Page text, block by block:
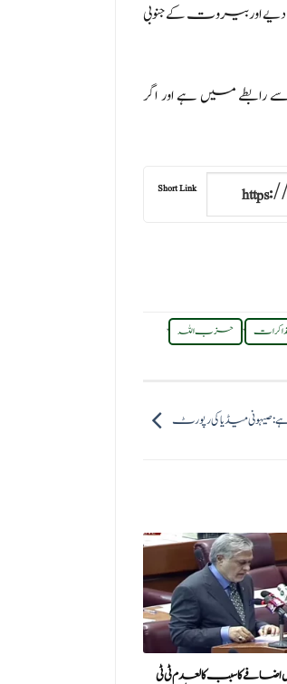
دیے اور بیروت کے جنوبی
میں ہے اور اگر
Short Link
, حزب اللہ ,
ہے:صیہونی میڈیا کی رپورٹ
اضافے کا سبب کالعدم ٹی ٹی